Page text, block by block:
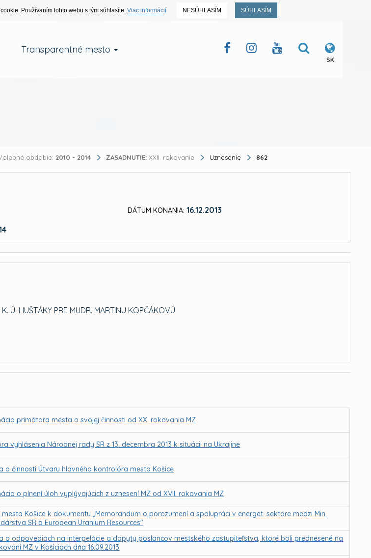
Používaním tohto webu s tým súhlasíte. Viac informácií NESÚHLASÍM SÚHLASÍM
Transparentné mesto
SK
obdobie: 2010 - 2014 ZASADNUTIE: XXII. rokovanie Uznesenie 862
DÁTUM KONANIA: 16.12.2013
Ú. HUŠTÁKY PRE MUDR. MARTINU KOPČÁKOVÚ
primátora mesta o svojej činnosti od XX. rokovania MZ
vyhlásenia Národnej rady SR z 13. decembra 2013 k situácii na Ukrajine
o činnosti Útvaru hlavného kontrolóra mesta Košice
o plnení úloh vyplývajúcich z uznesení MZ od XVII. rokovania MZ
mesta Košice k dokumentu „Memorandum o porozumení a spolupráci v energet. sektore medzi Min.
SR a European Uranium Resources"
o odpovediach na interpelácie a dopyty poslancov mestského zastupiteľstva, ktoré boli prednesené na
MZ v Košiciach dňa 16.09.2013